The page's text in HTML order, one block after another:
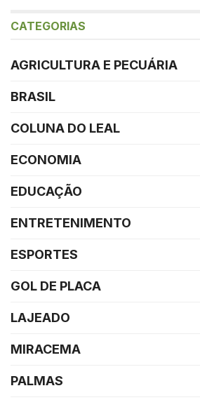
CATEGORIAS
AGRICULTURA E PECUÁRIA
BRASIL
COLUNA DO LEAL
ECONOMIA
EDUCAÇÃO
ENTRETENIMENTO
ESPORTES
GOL DE PLACA
LAJEADO
MIRACEMA
PALMAS